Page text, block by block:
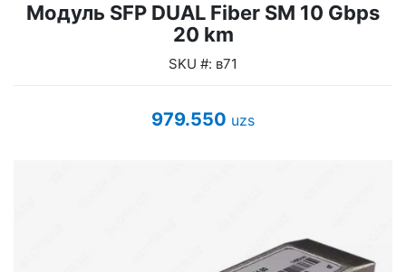
Оборудование Mikrotik
Модуль SFP DUAL Fiber SM 10 Gbps
20 km
SKU #: в71
979.550 uzs